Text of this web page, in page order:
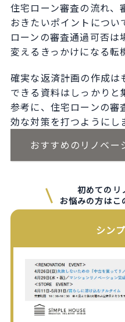
住宅ローン審査の流れ、
おきたいポイントについ
ローンの審査通過可否は
変えるきっかけになる転
確実な返済計画の作成は
できる資料はしっかりと
参考に、住宅ローンの審
効な対策を打つようにし
おすすめのリノベー
初めてのリ
お悩みの方はこ
シン